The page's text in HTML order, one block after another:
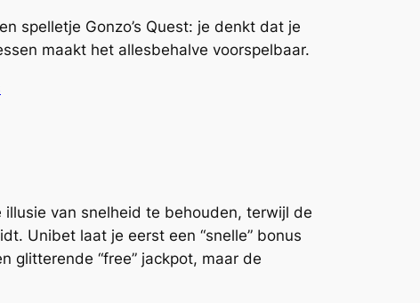
spelletje Gonzo’s Quest: je denkt dat je
maakt het allesbehalve voorspelbaar.
van snelheid te behouden, terwijl de
Unibet laat je eerst een “snelle” bonus
glitterende “free” jackpot, maar de